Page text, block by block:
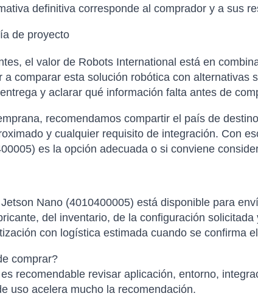
definitiva corresponde al comprador y a sus
de proyecto
el valor de Robots International está en
comparar esta solución robótica con alternativas
y aclarar qué información falta antes de
recomendamos compartir el país de
y cualquier requisito de integración. Con
es la opción adecuada o si conviene
Nano (4010400005) está disponible para
del inventario, de la configuración
con logística estimada cuando se confirma
comprar?
recomendable revisar aplicación, entorno,
uso acelera mucho la recomendación.